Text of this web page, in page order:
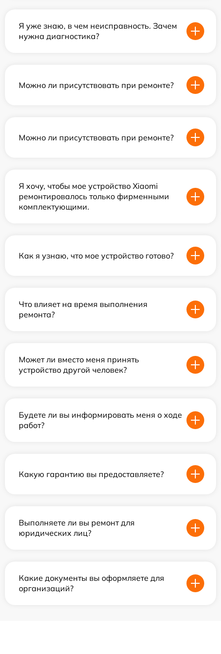
Я уже знаю, в чем неисправность. Зачем
нужна диагностика?
Можно ли присутствовать при ремонте?
Можно ли присутствовать при ремонте?
Я хочу, чтобы мое устройство Xiaomi
ремонтировалось только фирменными
комплектующими.
Как я узнаю, что мое устройство готово?
Что влияет на время выполнения
ремонта?
Может ли вместо меня принять
устройство другой человек?
Будете ли вы информировать меня о ходе
работ?
Какую гарантию вы предоставляете?
Выполняете ли вы ремонт для
юридических лиц?
Какие документы вы оформляете для
организаций?